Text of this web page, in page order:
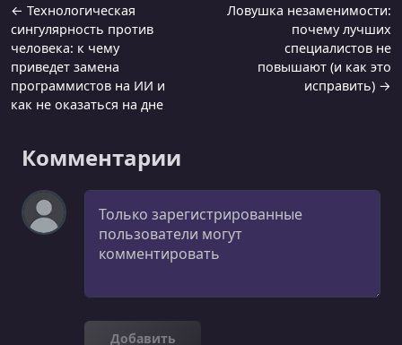
← Технологическая
сингулярность против
человека: к чему
приведет замена
программистов на ИИ и
как не оказаться на дне
Ловушка незаменимости:
почему лучших
специалистов не
повышают (и как это
исправить) →
Комментарии
Комментарий
Добавить